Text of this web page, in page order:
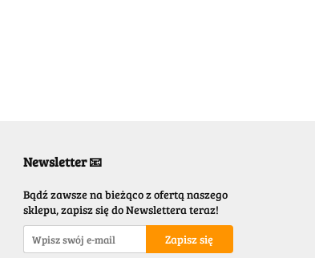
Newsletter 📧
Bądź zawsze na bieżąco z ofertą naszego
sklepu, zapisz się do Newslettera teraz!